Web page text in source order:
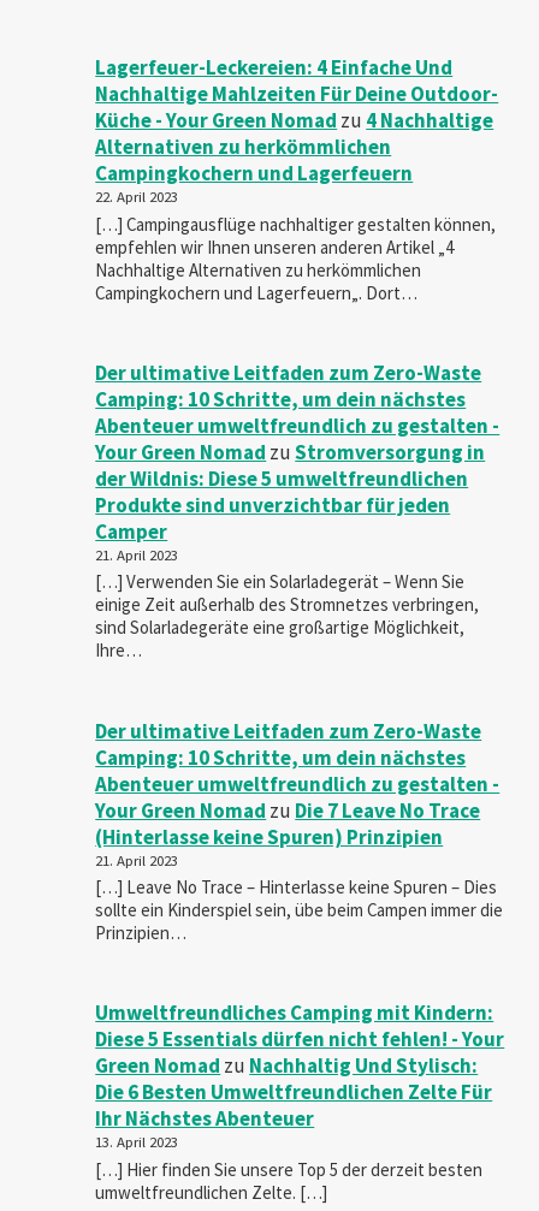
Lagerfeuer-Leckereien: 4 Einfache Und
Nachhaltige Mahlzeiten Für Deine Outdoor-
Küche - Your Green Nomad zu 4 Nachhaltige
Alternativen zu herkömmlichen
Campingkochern und Lagerfeuern
22. April 2023
[…] Campingausflüge nachhaltiger gestalten können,
empfehlen wir Ihnen unseren anderen Artikel „4
Nachhaltige Alternativen zu herkömmlichen
Campingkochern und Lagerfeuern„. Dort…
Der ultimative Leitfaden zum Zero-Waste
Camping: 10 Schritte, um dein nächstes
Abenteuer umweltfreundlich zu gestalten -
Your Green Nomad zuStromversorgung in
der Wildnis: Diese 5 umweltfreundlichen
Produkte sind unverzichtbar für jeden
Camper
21. April 2023
[…] Verwenden Sie ein Solarladegerät – Wenn Sie
einige Zeit außerhalb des Stromnetzes verbringen,
sind Solarladegeräte eine großartige Möglichkeit,
Ihre…
Der ultimative Leitfaden zum Zero-Waste
Camping: 10 Schritte, um dein nächstes
Abenteuer umweltfreundlich zu gestalten -
Your Green Nomad zu Die 7 Leave No Trace
(Hinterlasse keine Spuren) Prinzipien
21. April 2023
[…] Leave No Trace – Hinterlasse keine Spuren – Dies
sollte ein Kinderspiel sein, übe beim Campen immer die
Prinzipien…
Umweltfreundliches Camping mit Kindern:
Diese 5 Essentials dürfen nicht fehlen! - Your
Green Nomad zu Nachhaltig Und Stylisch:
Die 6 Besten Umweltfreundlichen Zelte Für
Ihr Nächstes Abenteuer
13. April 2023
[…] Hier finden Sie unsere Top 5 der derzeit besten
umweltfreundlichen Zelte. […]